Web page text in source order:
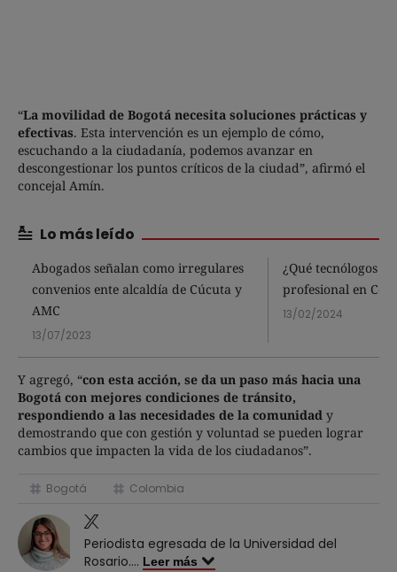
“La movilidad de Bogotá necesita soluciones prácticas y
efectivas. Esta intervención es un ejemplo de cómo,
escuchando a la ciudadanía, podemos avanzar en
descongestionar los puntos críticos de la ciudad”, afirmó el
concejal Amín.
Lo más leído
Abogados señalan como irregulares
convenios ente alcaldía de Cúcuta y
AMC
13/07/2023
¿Qué tecnólogos
profesional en
13/02/2024
Y agregó, “con esta acción, se da un paso más hacia una
Bogotá con mejores condiciones de tránsito,
respondiendo a las necesidades de la comunidad y
demostrando que con gestión y voluntad se pueden lograr
cambios que impacten la vida de los ciudadanos”.
Bogotá Colombia
Periodista egresada de la Universidad del
Rosario.... Leer más